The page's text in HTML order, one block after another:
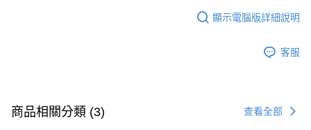
顯示電腦版詳細說明
客服
商品相關分類 (3) 查看全部